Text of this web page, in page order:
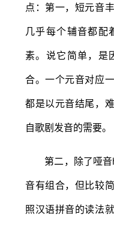
点：第一，短元音
几乎每个辅音都配
素。说它简单，是
合。一个元音对应
都是以元音结尾，
自歌剧发音的需要。
第二，除了哑音h
音有组合，但比较
照汉语拼音的读法